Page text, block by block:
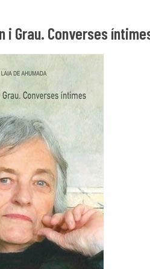
i Grau. Converses